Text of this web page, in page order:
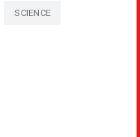
SCIENCE